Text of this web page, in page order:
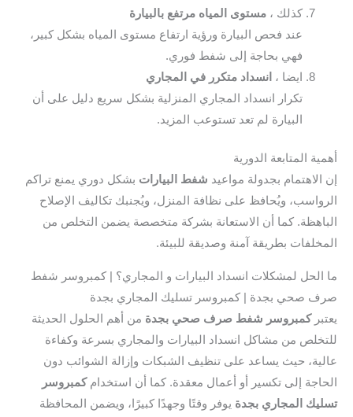
كذلك ،مستوى المياه مرتفع بالبيارة
عند فحص البيارة ورؤية ارتفاع مستوى المياه بشكل كبير،
فهي بحاجة إلى شفط فوري.
ايضا ،
انسداد متكرر في المجاري
تكرار انسداد المجاري المنزلية بشكل سريع دليل على أن
البيارة لم تعد تستوعب المزيد.
المتابعة الدورية
بجدولة مواعيدشفط البياراتبشكل دوري يمنع تراكم
ويُحافظ على نظافة المنزل، ويُجنبك تكاليف الإصلاح
كما أن الاستعانة بشركة متخصصة يضمن التخلص من
بطريقة آمنة وصديقة للبيئة.
لمشكلات انسداد البيارات و المجاري؟ | كمبروسر شفط
صحي بجدة | كمبروسر تسليك المجاري بجدة
كمبروسر شفط صرف صحي بجدةمن أهم الحلول الحديثة
من مشاكل انسداد البيارات والمجاري بسرعة وكفاءة
حيث يساعد على تنظيف الشبكات وإزالة الشوائب دون
إلى تكسير أو أعمال معقدة. كما أن استخدامكمبروسر
المجاري بجدةيوفر وقتًا وجهدًا كبيرًا، ويضمن المحافظة